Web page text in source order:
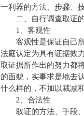
一利器的方法、步骤、技
二、自行调查取证
1
、客观性
客观性是保证自己
法庭认定为具有证据效
取证据所作出的努力都
的面貌，实事求是地去
什么样的，不加以裁减
2 、合法性
取证的方法、手段